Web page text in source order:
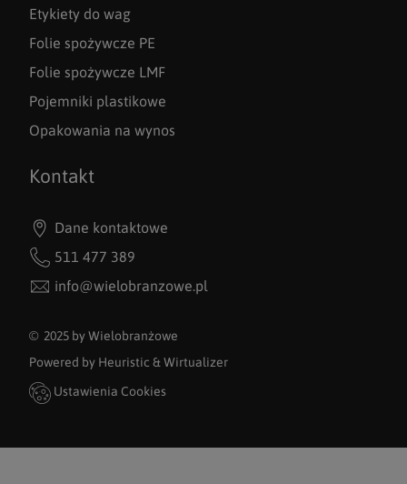
Etykiety do wag
Folie spożywcze PE
Folie spożywcze LMF
Pojemniki plastikowe
Opakowania na wynos
Kontakt
Dane kontaktowe
511 477 389
info@wielobranzowe.pl
© 2025 by Wielobranżowe
Powered by Heuristic &Wirtualizer
Ustawienia Cookies